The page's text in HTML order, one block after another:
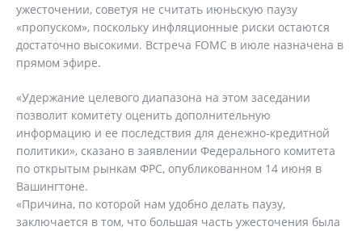
ужесточении, советуя не считать июньскую паузу
«пропуском», поскольку инфляционные риски остаются
достаточно высокими. Встреча FOMC в июле назначена в
прямом эфире.
«Удержание целевого диапазона на этом заседании
позволит комитету оценить дополнительную
информацию и ее последствия для денежно-кредитной
политики», сказано в заявлении Федерального комитета
по открытым рынкам ФРС, опубликованном 14 июня в
Вашингтоне.
«Причина, по которой нам удобно делать паузу,
заключается в том, что большая часть ужесточения была